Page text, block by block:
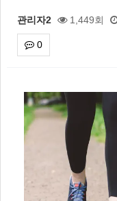
관리자2 1,449회
0